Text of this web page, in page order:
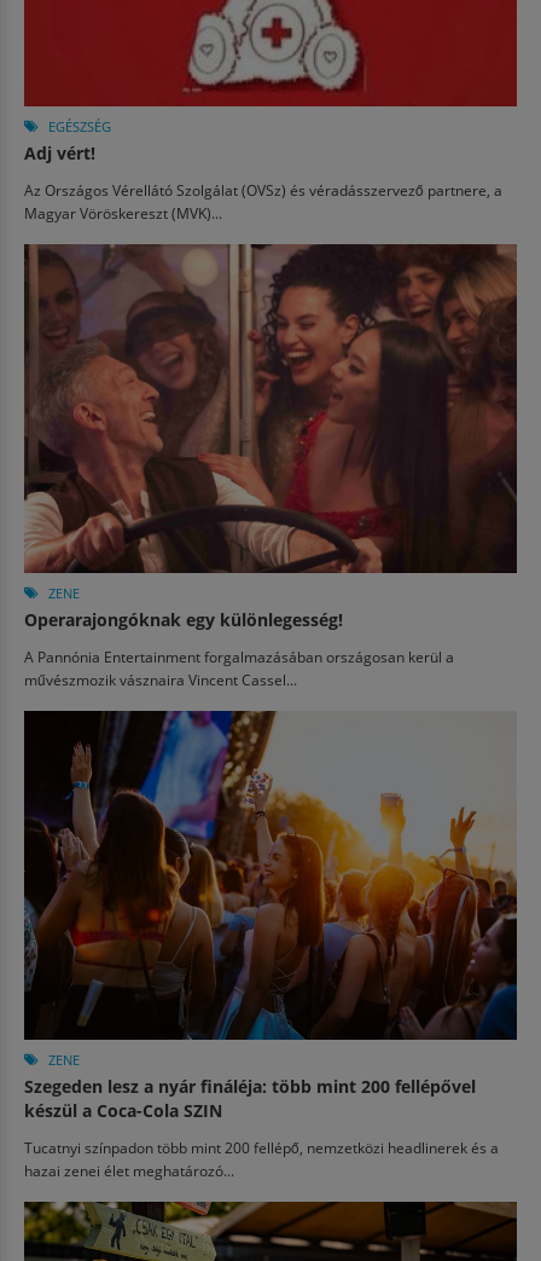
EGÉSZSÉG
Adj vért!
Az Országos Vérellátó Szolgálat (OVSz) és véradásszervező partnere, a
Magyar Vöröskereszt (MVK)...
ZENE
Operarajongóknak egy különlegesség!
A Pannónia Entertainment forgalmazásában országosan kerül a
művészmozik vásznaira Vincent Cassel...
ZENE
Szegeden lesz a nyár fináléja: több mint 200 fellépővel
készül a Coca-Cola SZIN
Tucatnyi színpadon több mint 200 fellépő, nemzetközi headlinerek és a
hazai zenei élet meghatározó...